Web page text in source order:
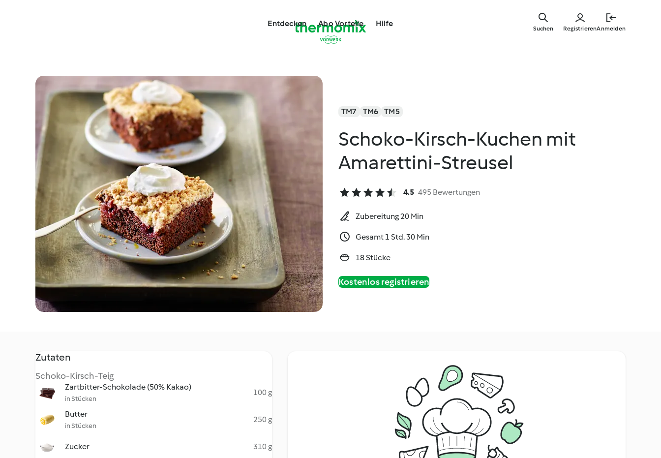
Entdecken Abo Vorteile Hilfe
RegistrierenAnmelden
Suchen
TM7 TM6 TM5
Schoko-Kirsch-Kuchen mit
Amarettini-Streusel
4.5 495 Bewertungen
Zubereitung 20 Min
Gesamt 1 Std. 30 Min
18 Stücke
Kostenlos registrieren
Zutaten
Schoko-Kirsch-Teig
Zartbitter-Schokolade (50% Kakao)
in Stücken
100 g
Butter
in Stücken
250 g
Zucker 310 g